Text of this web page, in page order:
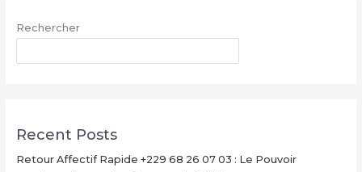
07
Valise
Rechercher
Recent Posts
Retour Affectif Rapide +229 68 26 07 03 : Le Pouvoir